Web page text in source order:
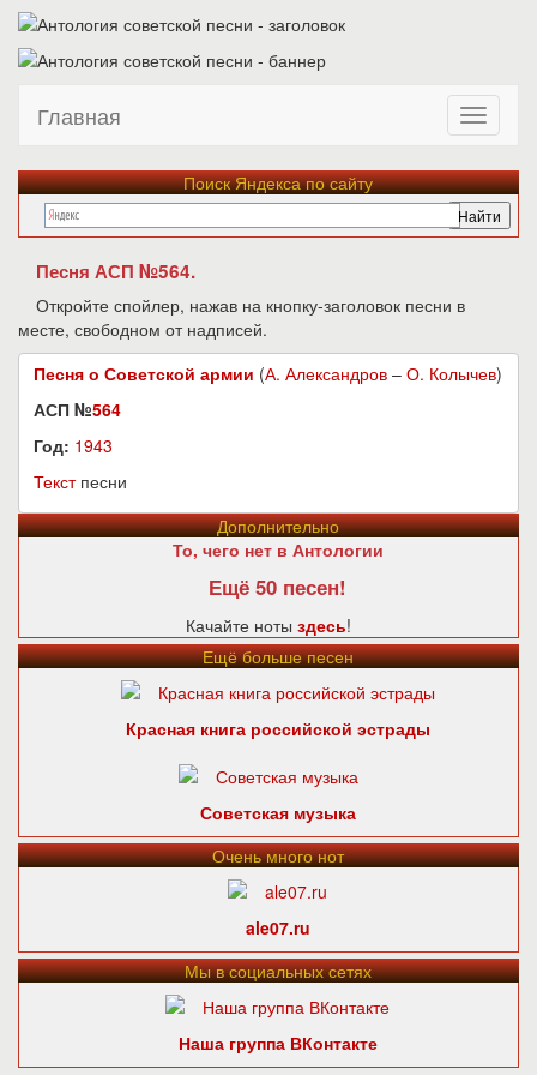
Главная
Поиск Яндекса по сайту
Песня АСП №564.
Откройте спойлер, нажав на кнопку-заголовок песни в
месте, свободном от надписей.
Песня о Советской армии (А. Александров – О. Колычев)
АСП №564
Год: 1943
Текстпесни
Дополнительно
То, чего нет в Антологии
Ещё 50 песен!
Качайте ноты здесь!
Ещё больше песен
Красная книга российской эстрады
Советская музыка
Очень много нот
ale07.ru
Мы в социальных сетях
Наша группа ВКонтакте